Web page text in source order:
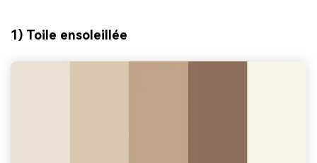
1) Toile ensoleillée